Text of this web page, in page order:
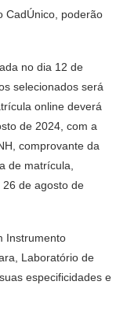
CadÚnico, poderão
no dia 12 de
selecionados será
online deverá
de 2024, com a
comprovante da
de matrícula,
de agosto de
Instrumento
Laboratório de
especificidades e